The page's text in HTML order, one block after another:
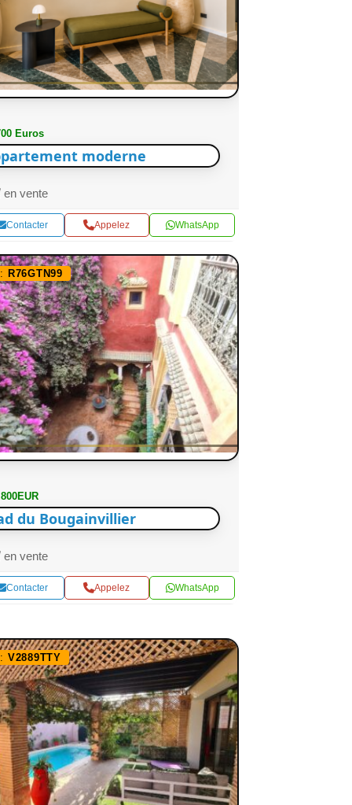
Euros
moderne
en vente
Contacter Appelez WhatsApp
R76GTN99
du Bougainvillier
en vente
Contacter Appelez WhatsApp
V2889TTY